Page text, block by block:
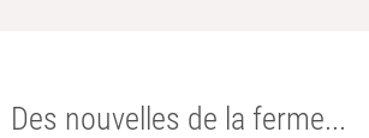
Des nouvelles de la ferme...